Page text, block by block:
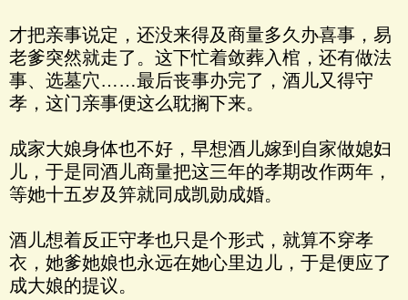
才把亲事说定，还没来得及商量多久办喜事，易
老爹突然就走了。这下忙着敛葬入棺，还有做法
事、选墓穴……最后丧事办完了，酒儿又得守
孝，这门亲事便这么耽搁下来。
成家大娘身体也不好，早想酒儿嫁到自家做媳妇
儿，于是同酒儿商量把这三年的孝期改作两年，
等她十五岁及笄就同成凯勋成婚。
酒儿想着反正守孝也只是个形式，就算不穿孝
衣，她爹她娘也永远在她心里边儿，于是便应了
成大娘的提议。